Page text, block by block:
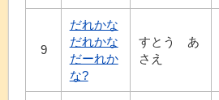
9
だれかな
だれかな
だーれか
な?
すとう あ
さえ